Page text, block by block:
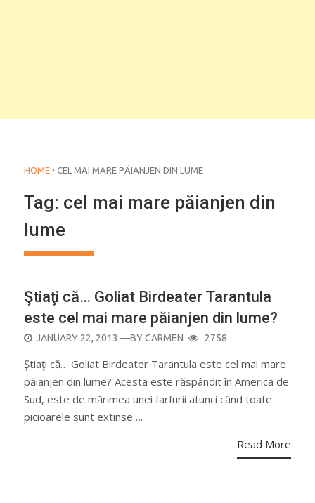
HOME › CEL MAI MARE PĂIANJEN DIN LUME
Tag: cel mai mare păianjen din
lume
Ştiaţi că… Goliat Birdeater Tarantula
este cel mai mare păianjen din lume?
POSTED
JANUARY 22, 2013 —BYCARMEN 2758
Ştiaţi că… Goliat Birdeater Tarantula este cel mai mare
păianjen din lume? Acesta este răspândit în America de
Sud, este de mărimea unei farfurii atunci când toate
picioarele sunt extinse….
Read More